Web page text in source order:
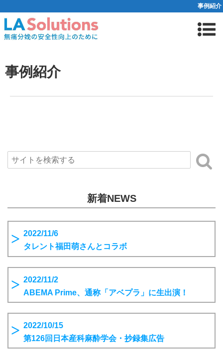
事例紹介
事例紹介
新着NEWS
2022/11/6
タレント福田萌さんとコラボ
2022/11/2
ABEMA Prime、通称「アベプラ」に生出演！
2022/10/15
第126回日本産科麻酔学会・抄録集広告